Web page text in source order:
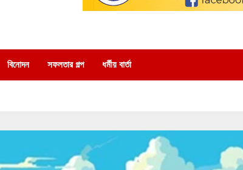
বিনোদন সফলতার গল্প ধর্মীয় বার্তা